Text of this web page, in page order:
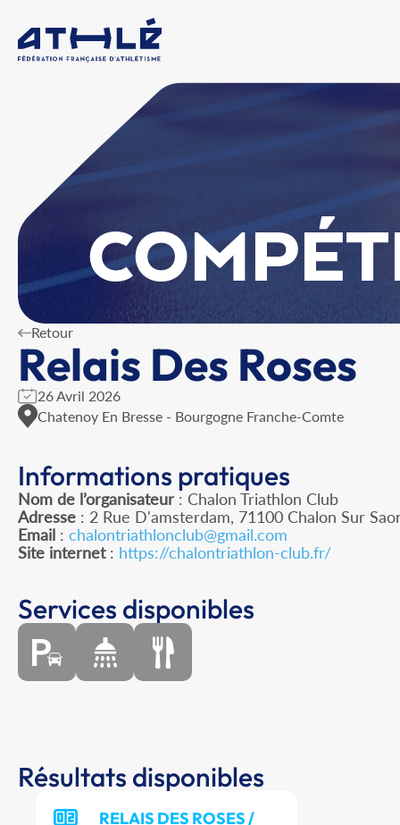
Retour
Relais Des Roses
26 Avril 2026
Chatenoy En Bresse - Bourgogne Franche-Comte
Informations pratiques
Nom de l’organisateur : Chalon Triathlon Club
Adresse : 2 Rue D'amsterdam, 71100 Chalon Sur
Email : chalontriathlonclub@gmail.com
Site internet: https://chalontriathlon-club.fr/
Services disponibles
Résultats disponibles
RELAIS DES ROSES /